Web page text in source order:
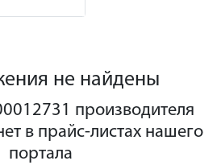
не найдены
производителя
в прайс-листах нашего
портала